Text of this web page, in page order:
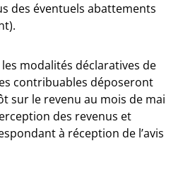
des éventuels abattements
modalités déclaratives de
contribuables déposeront
sur le revenu au mois de mai
des revenus et
à réception de l’avis